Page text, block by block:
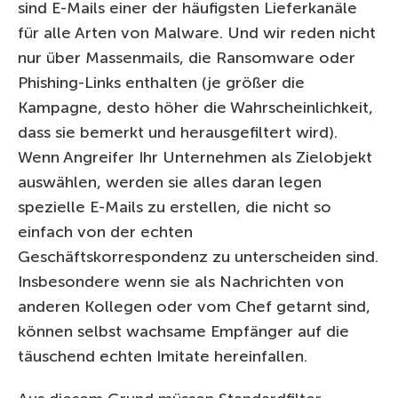
sind E-Mails einer der häufigsten Lieferkanäle
für alle Arten von Malware. Und wir reden nicht
nur über Massenmails, die Ransomware oder
Phishing-Links enthalten (je größer die
Kampagne, desto höher die Wahrscheinlichkeit,
dass sie bemerkt und herausgefiltert wird).
Wenn Angreifer Ihr Unternehmen als Zielobjekt
auswählen, werden sie alles daran legen
spezielle E-Mails zu erstellen, die nicht so
einfach von der echten
Geschäftskorrespondenz zu unterscheiden sind.
Insbesondere wenn sie als Nachrichten von
anderen Kollegen oder vom Chef getarnt sind,
können selbst wachsame Empfänger auf die
täuschend echten Imitate hereinfallen.